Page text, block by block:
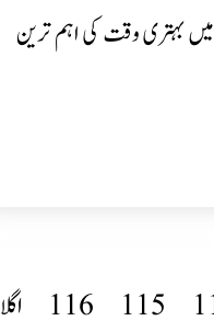
میں بہتری وقت کی اہم ترین
115
116
اگلا